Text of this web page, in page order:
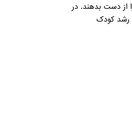
از دست بدهند. در
رشد کودک